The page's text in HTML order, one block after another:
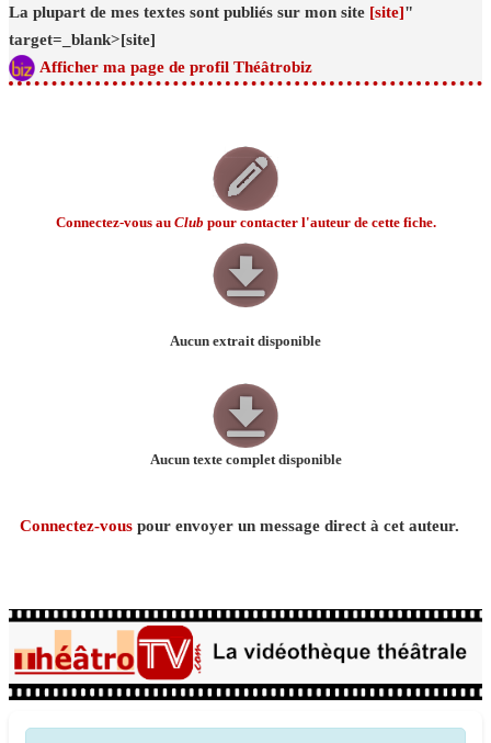
La plupart de mes textes sont publiés sur mon site [site]"
target=_blank>[site]
Afficher ma page de profil Théâtrobiz
Connectez-vous au Club pour contacter l'auteur de cette fiche.
Aucun extrait disponible
Aucun texte complet disponible
Connectez-vous pour envoyer un message direct à cet auteur.